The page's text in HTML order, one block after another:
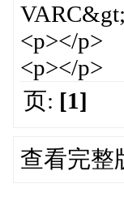
<p></p>
<p></p>
页: [1]
查看完整